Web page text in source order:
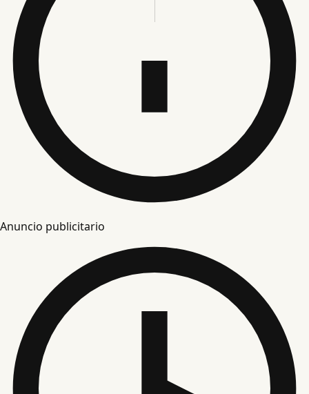
Anuncio publicitario